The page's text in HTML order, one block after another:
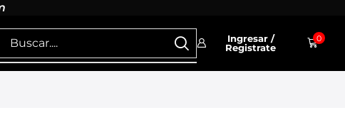
Ingresar /
Registrate
0